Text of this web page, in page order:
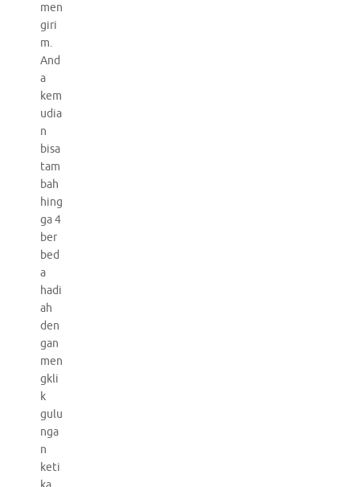
men
giri
m.
And
a
kem
udia
n
bisa
tam
bah
hing
ga 4
ber
bed
a
hadi
ah
den
gan
men
gkli
k
gulu
nga
n
keti